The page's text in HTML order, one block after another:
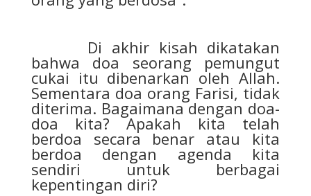
Di akhir kisah dikatakan
bahwa doa seorang pemungut
cukai itu dibenarkan oleh Allah.
Sementara doa orang Farisi, tidak
diterima. Bagaimana dengan doa-
doa kita? Apakah kita telah
berdoa secara benar atau kita
berdoa dengan agenda kita
sendiri untuk berbagai
kepentingan diri?